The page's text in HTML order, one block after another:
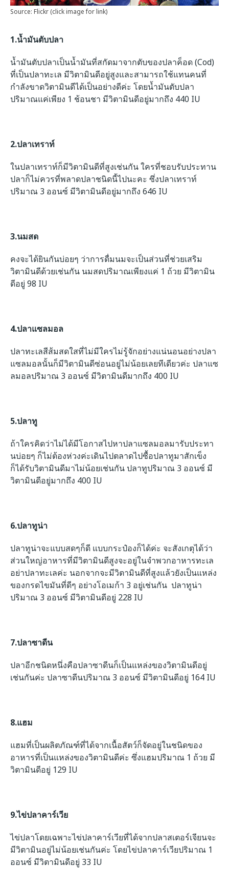
Source: Flickr (click image for link)
1.น้ำมันตับปลา
น้ำมันตับปลาเป็นน้ำมันที่สกัดมาจากตับของปลาค็อด (Cod)
ที่เป็นปลาทะเล มีวิตามินดีอยู่สูงและสามารถใช้แทนคนที่
กำลังขาดวิตามินดีได้เป็นอย่างดีค่ะ โดยน้ำมันตับปลา
ปริมาณแค่เพียง 1 ช้อนชา มีวิตามินดีอยู่มากถึง 440 IU
2.ปลาเทราท์
ในปลาเทราท์ก็มีวิตามินดีที่สูงเช่นกัน ใครที่ชอบรับประทาน
ปลาก็ไม่ควรที่พลาดปลาชนิดนี้ไปนะคะ ซึ่งปลาเทราท์
ปริมาณ 3 ออนซ์ มีวิตามินดีอยู่มากถึง 646 IU
3.นมสด
คงจะได้ยินกันบ่อยๆ ว่าการดื่มนมจะเป็นส่วนที่ช่วยเสริม
วิตามินดีด้วยเช่นกัน นมสดปริมาณเพียงแค่ 1 ถ้วย มีวิตามิน
ดีอยู่ 98 IU
4.ปลาแซลมอล
ปลาทะเลสีส้มสดใสที่ไม่มีใครไม่รู้จักอย่างแน่นอนอย่างปลา
แซลมอลนั้นก็มีวิตามินดีซ่อนอยู่ไม่น้อยเลยทีเดียวค่ะ ปลาแซ
ลมอลปริมาณ 3 ออนซ์ มีวิตามินดีมากถึง 400 IU
5.ปลาทู
ถ้าใครคิดว่าไม่ได้มีโอกาสไปหาปลาแซลมอลมารับประทา
นบ่อยๆ ก็ไม่ต้องห่วงค่ะเดินไปตลาดไปซื้อปลาทูมาสักเข็ง
ก็ได้รับวิตามินดีมาไม่น้อยเช่นกัน ปลาทูปริมาณ 3 ออนซ์ มี
วิตามินดีอยู่มากถึง 400 IU
6.ปลาทูน่า
ปลาทูน่าจะแบบสดๆก็ดี แบบกระป๋องก็ได้ค่ะ จะสังเกตุได้ว่า
ส่วนใหญ่อาหารที่มีวิตามินดีสูงจะอยู่ในจำพวกอาหารทะเล
อย่าปลาทะเลค่ะ นอกจากจะมีวิตามินดีที่สูงแล้วยังเป็นแหล่ง
ของกรดไขมันที่ดีๆ อย่างโอเมก้า 3 อยู่เช่นกัน ปลาทูน่า
ปริมาณ 3 ออนซ์ มีวิตามินดีอยู่ 228 IU
7.ปลาซาดีน
ปลาอีกชนิดหนึ่งคือปลาซาดีนก็เป็นแหล่งของวิตามินดีอยู่
เช่นกันค่ะ ปลาซาดีนปริมาณ 3 ออนซ์ มีวิตามินดีอยู่ 164 IU
8.แฮม
แฮมที่เป็นผลิตภัณฑ์ที่ได้จากเนื้อสัตว์ก็จัดอยู่ในชนิดของ
อาหารที่เป็นแหล่งของวิตามินดีค่ะ ซึ่งแฮมปริมาณ 1 ถ้วย มี
วิตามินดีอยู่ 129 IU
9.ไข่ปลาคาร์เวีย
ไข่ปลาโดยเฉพาะไข่ปลาคาร์เวียที่ได้จากปลาสเตอร์เจียนจะ
มีวิตามินอยู่ไม่น้อยเช่นกันค่ะ โดยไข่ปลาคาร์เวียปริมาณ 1
ออนซ์ มีวิตามินดีอยู่ 33 IU